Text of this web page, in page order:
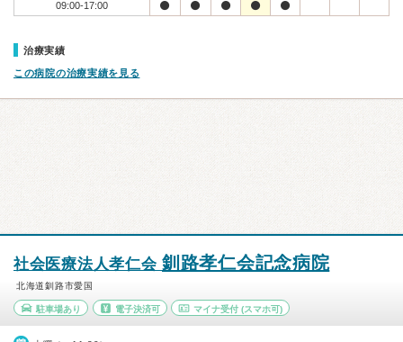
09:00-17:00
治療実績
この病院の治療実績を見る
社会医療法人孝仁会 釧路孝仁会記念病院
北海道釧路市愛国
駐車場あり 電子決済可 マイナ受付 (スマホ可)